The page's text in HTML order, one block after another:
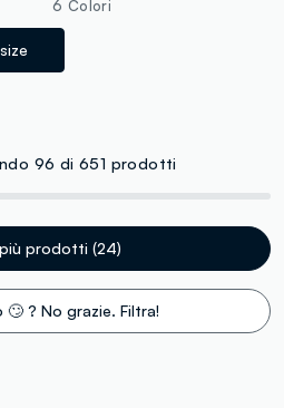
6 Colori
96 di 651 prodotti
prodotti (24)
🙄 ? No grazie. Filtra!